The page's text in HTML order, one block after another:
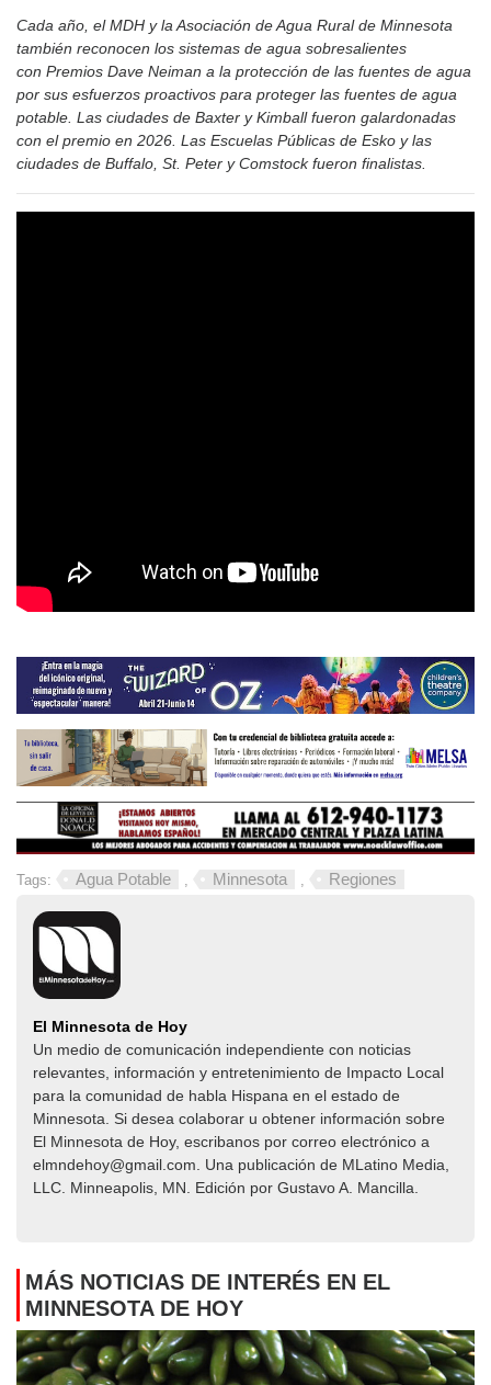
Cada año, el MDH y la Asociación de Agua Rural de Minnesota
también reconocen los sistemas de agua sobresalientes
con Premios Dave Neiman a la protección de las fuentes de agua
por sus esfuerzos proactivos para proteger las fuentes de agua
potable. Las ciudades de Baxter y Kimball fueron galardonadas
con el premio en 2026. Las Escuelas Públicas de Esko y las
ciudades de Buffalo, St. Peter y Comstock fueron finalistas.
Tags: Agua Potable , Minnesota , Regiones
El Minnesota de Hoy
Un medio de comunicación independiente con noticias
relevantes, información y entretenimiento de Impacto Local​​
para la comunidad de habla Hispana en el estado de
Minnesota. Si desea colaborar u obtener información sobre
El Minnesota de Hoy, escribanos por correo electrónico a
elmndehoy@gmail.com. Una publicación de MLatino Media,
LLC. Minneapolis, MN. Edición por Gustavo A. Mancilla.
MÁS NOTICIAS DE INTERÉS EN EL
MINNESOTA DE HOY